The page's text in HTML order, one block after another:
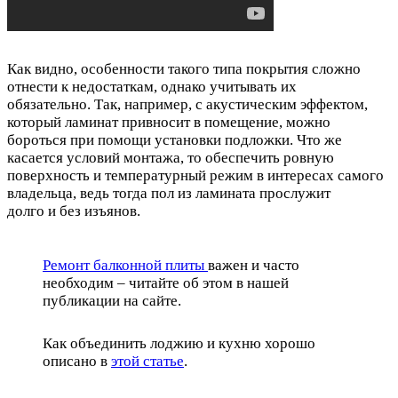
Как видно, особенности такого типа покрытия сложно
отнести к недостаткам, однако учитывать их
обязательно. Так, например, с акустическим эффектом,
который ламинат привносит в помещение, можно
бороться при помощи установки подложки. Что же
касается условий монтажа, то обеспечить ровную
поверхность и температурный режим в интересах самого
владельца, ведь тогда пол из ламината прослужит
долго и без изъянов.
Ремонт балконной плиты важен и часто
необходим – читайте об этом в нашей
публикации на сайте.
Как объединить лоджию и кухню хорошо
описано в этой статье.